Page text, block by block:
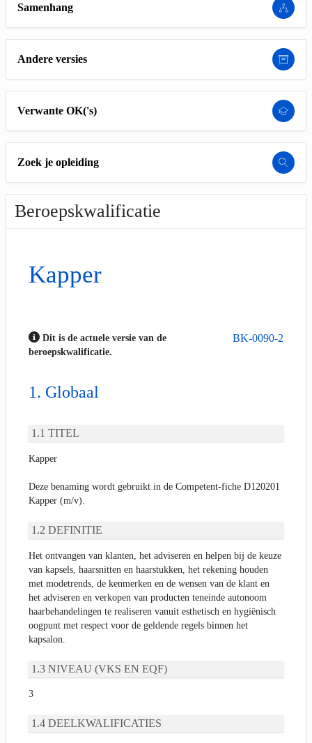
Samenhang
Andere versies
Verwante OK('s)
Zoek je opleiding
Beroepskwalificatie
Kapper
BK-0090-2
Dit is de actuele versie van de
beroepskwalificatie.
Globaal
TITEL
Kapper
Deze benaming wordt gebruikt in de Competent-fiche D120201
Kapper (m/v).
DEFINITIE
Het ontvangen van klanten, het adviseren en helpen bij de keuze
van kapsels, haarsnitten en haarstukken, het rekening houden
met modetrends, de kenmerken en de wensen van de klant en
het adviseren en verkopen van producten teneinde autonoom
haarbehandelingen te realiseren vanuit esthetisch en hygiënisch
oogpunt met respect voor de geldende regels binnen het
kapsalon.
NIVEAU (VKS EN EQF)
3
DEELKWALIFICATIES